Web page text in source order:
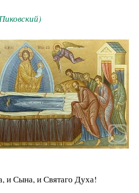
и Сына, и Святаго Духа!